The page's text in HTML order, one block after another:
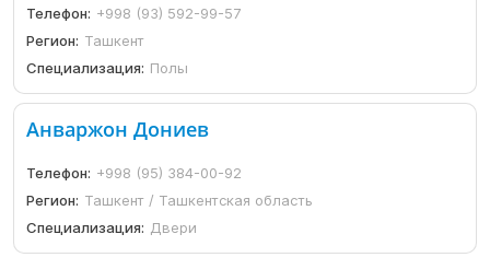
Телефон: +998 (93) 592-99-57
Регион: Ташкент
Специализация: Полы
Анваржон Дониев
Телефон: +998 (95) 384-00-92
Регион: Ташкент / Ташкентская область
Специализация: Двери